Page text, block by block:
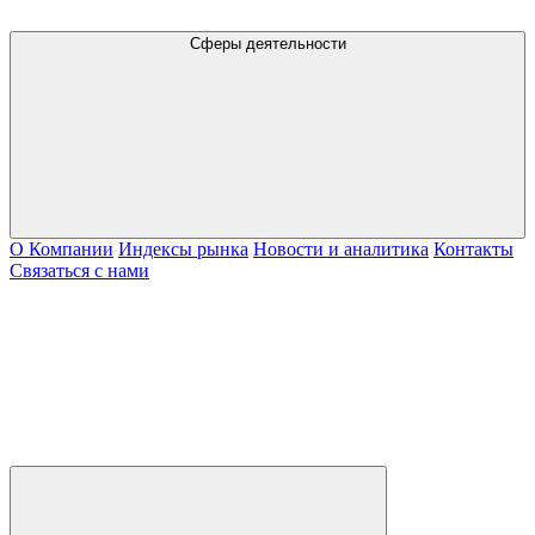
Сферы деятельности
О Компании Индексы рынка Новости и аналитика Контакты
Связаться с нами